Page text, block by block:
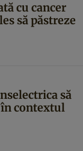
cu cancer
să păstreze
să
contextul